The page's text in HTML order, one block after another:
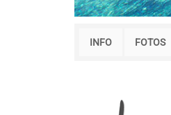
INFO FOTOS